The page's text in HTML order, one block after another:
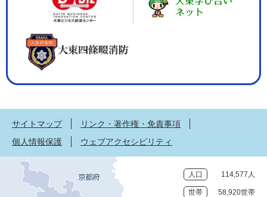
サイトマップ
リンク・著作権・免責事項
個人情報保護
ウェブアクセシビリティ
人口 114,577人
世帯 58,920世帯